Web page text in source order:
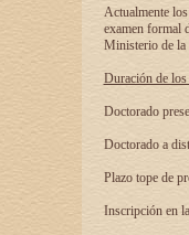
Actualmente
examen formal
Ministerio de la
Duración de
Doctorado
Doctorado a
Plazo tope de
Inscripción en